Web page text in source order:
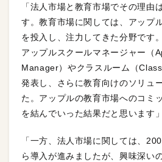
「法人市場と教育市場でその理由
す。教育市場に関しては、アップ
を投入し、注力してきた分野です
アップルスクールマネージャー（
Manager）やクラスルーム（
発表し、さらに教育向けのソリュ
た。アップルの教育市場へのコミ
を結んでいった結果だと思います」
「一方、法人市場に関しては、
ら導入が進みましたが、興味深い